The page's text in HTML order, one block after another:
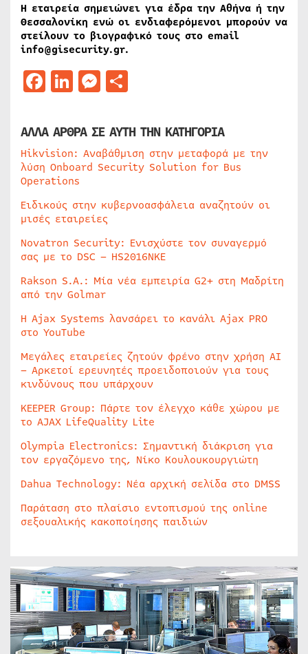
Η εταιρεία σημειώνει για έδρα την Αθήνα ή την
Θεσσαλονίκη ενώ οι ενδιαφερόμενοι μπορούν να
στείλουν το βιογραφικό τους στο email
info@gisecurity.gr.
Facebook
LinkedIn
Messenger
ΑΛΛΑ ΑΡΘΡΑ ΣΕ ΑΥΤΗ ΤΗΝ ΚΑΤΗΓΟΡΙΑ
Hikvision: Αναβάθμιση στην μεταφορά με την
λύση Onboard Security Solution for Bus
Operations
Ειδικούς στην κυβερνοασφάλεια αναζητούν οι
μισές εταιρείες
Novatron Security: Ενισχύστε τον συναγερμό
σας με το DSC – HS2016NKE
Rakson S.A.: Μία νέα εμπειρία G2+ στη Μαδρίτη
από την Golmar
Η Ajax Systems λανσάρει το κανάλι Ajax PRO
στο YouTube
Μεγάλες εταιρείες ζητούν φρένο στην χρήση AI
– Αρκετοί ερευνητές προειδοποιούν για τους
κινδύνους που υπάρχουν
KEEPER Group: Πάρτε τον έλεγχο κάθε χώρου με
το AJAX LifeQuality Lite
Olympia Electronics: Σημαντική διάκριση για
τον εργαζόμενο της, Νίκο Κουλουκουργιώτη
Dahua Technology: Νέα αρχική σελίδα στο DMSS
Παράταση στο πλαίσιο εντοπισμού της online
σεξουαλικής κακοποίησης παιδιών